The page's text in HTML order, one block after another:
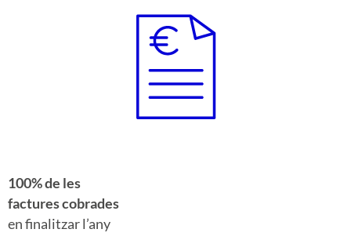
100% de les
factures cobrades
en finalitzar l’any